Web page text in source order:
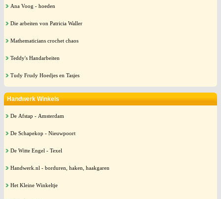
Ana Voog - hoeden
Die arbeiten von Patricia Waller
Mathematicians crochet chaos
Teddy's Handarbeiten
Tudy Frudy Hoedjes en Tasjes
Handwerk Winkels
De Afstap - Amsterdam
De Schapekop - Nieuwpoort
De Witte Engel - Texel
Handwerk.nl - borduren, haken, haakgaren
Het Kleine Winkeltje